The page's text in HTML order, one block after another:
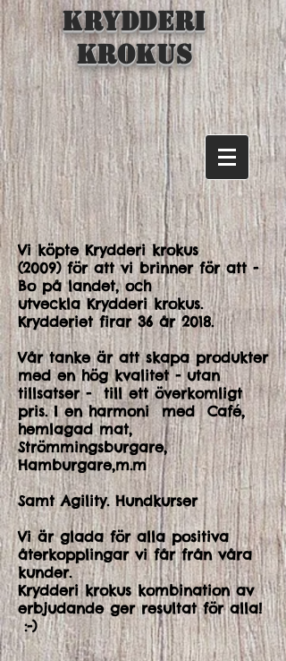
KRYDDERI
KROKUS
Vi köpte Krydderi krokus
(2009) för att vi brinner för att -
Bo på landet, och
utveckla Krydderi krokus.
Krydderiet firar 36 år 2018.
Vår tanke är att skapa produkter
med en hög kvalitet - utan
tillsatser - till ett överkomligt
pris. I en harmoni med Café,
hemlagad mat,
Strömmingsburgare,
Hamburgare,m.m
Samt Agility. Hundkurser
Vi är glada för alla positiva
återkopplingar vi får från våra
kunder.
Krydderi krokus kombination av
erbjudande ger resultat för alla!
:-)